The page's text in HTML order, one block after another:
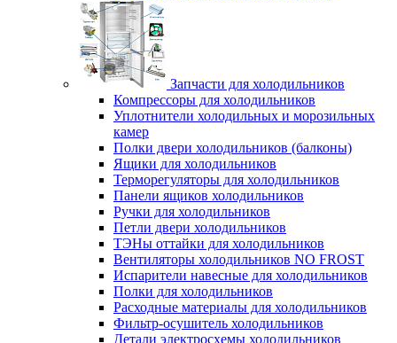
Запчасти для холодильников
Компрессоры для холодильников
Уплотнители холодильных и морозильных
камер
Полки двери холодильников (балконы)
Ящики для холодильников
Терморегуляторы для холодильников
Панели ящиков холодильников
Ручки для холодильников
Петли двери холодильников
ТЭНы оттайки для холодильников
Вентиляторы холодильников NO FROST
Испарители навесные для холодильников
Полки для холодильников
Расходные материалы для холодильников
Фильтр-осушитель холодильников
Детали электросхемы холодильников